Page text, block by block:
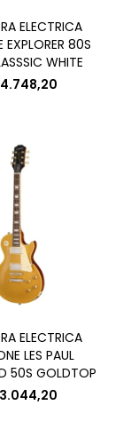
ELECTRICA
EXPLORER 80S
WHITE
ELECTRICA
LES PAUL
50S GOLDTOP